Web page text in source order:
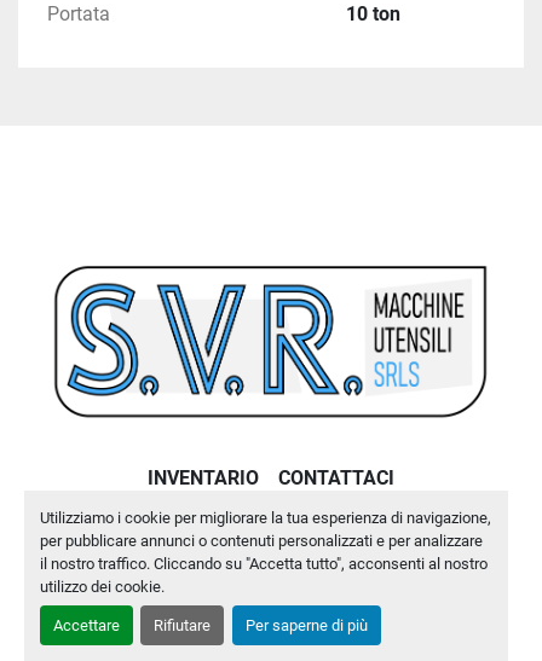
Utilizziamo i cookie per migliorare la tua esperienza di navigazione,
per pubblicare annunci o contenuti personalizzati e per analizzare
il nostro traffico. Cliccando su "Accetta tutto", acconsenti al nostro
utilizzo dei cookie.
Accettare Rifiutare Per saperne di più
Portata 10 ton
INVENTARIO CONTATTACI
Machinio Systemsito web diMachinio
Personalizza le preferenze sui Cookies